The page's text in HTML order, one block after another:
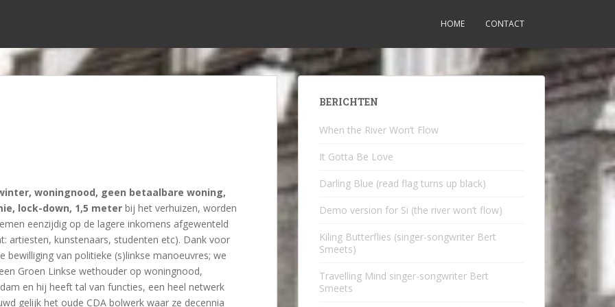
HOME CONTACT
woningnood, geen betaalbare woning,
lock-down, 1,5 meter bij het verhuizen, worden
eenzijdig op de lagere inkomens afgewenteld
artiesten, kunstenaars, studenten etc). Dank voor
bewilliging van politieke (s)linkse manoeuvres; we
Groen Linkse wethouder op woningnood,
en hij heeft tal van functies, een heel netwerk
gelijk het oude CDA bolwerk waar ze decennia
BERICHTEN
When the River Won’t Flow
It Gotta Be Love
Darling Blue (read flag turns up black)
Demo version for Si (the river won’t flow)
Kiling Butterflies (singer-songwriter Bert
Smeets)
Travelling Mind singer-songwriter Bert
Smeets